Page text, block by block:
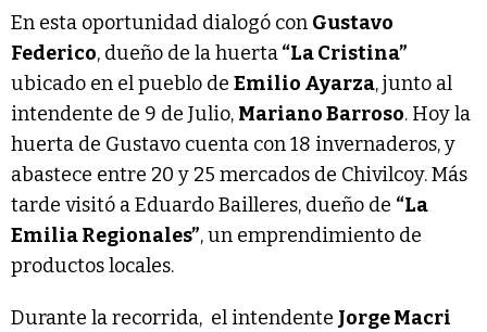
En esta oportunidad dialogó con Gustavo
Federico, dueño de la huerta“La Cristina”
ubicado en el pueblo de Emilio Ayarza, junto al
intendente de 9 de Julio, Mariano Barroso. Hoy la
huerta de Gustavo cuenta con 18 invernaderos, y
abastece entre 20 y 25 mercados de Chivilcoy. Más
tarde visitó a Eduardo Bailleres, dueño de “La
Emilia Regionales”, un emprendimiento de
productos locales.
Durante la recorrida, el intendente Jorge Macri